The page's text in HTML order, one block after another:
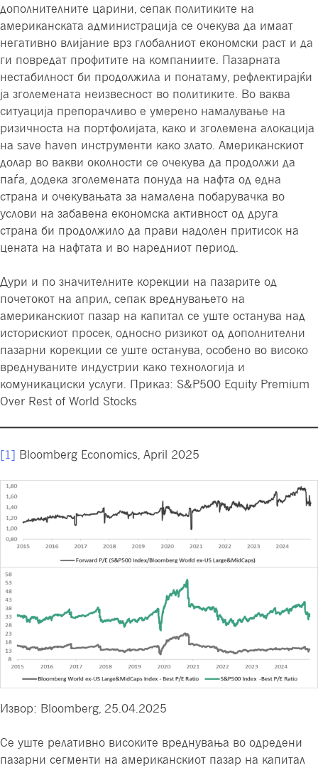
дополнителните царини, сепак политиките на
американската администрација се очекува да имаат
негативно влијание врз глобалниот економски раст и да
ги повредат профитите на компаниите. Пазарната
нестабилност би продолжила и понатаму, рефлектирајќи
ја зголемената неизвесност во политиките. Во ваква
ситуација препорачливо е умерено намалување на
ризичноста на портфолијата, како и зголемена алокација
на save haven инструменти како злато. Американскиот
долар во вакви околности се очекува да продолжи да
паѓа, додека зголемената понуда на нафта од една
страна и очекувањата за намалена побарувачка во
услови на забавена економска активност од друга
страна би продолжило да прави надолен притисок на
цената на нафтата и во наредниот период.
Дури и по значителните корекции на пазарите од
почетокот на април, сепак вреднувањето на
американскиот пазар на капитал се уште останува над
историскиот просек, односно ризикот од дополнителни
пазарни корекции се уште останува, особено во високо
вреднуваните индустрии како технологија и
комуникациски услуги. Приказ: S&P500 Equity Premium
Over Rest of World Stocks
[1] Bloomberg Economics, April 2025
Извор: Bloomberg, 25.04.2025
Се уште релативно високите вреднувања во одредени
пазарни сегменти на американскиот пазар на капитал